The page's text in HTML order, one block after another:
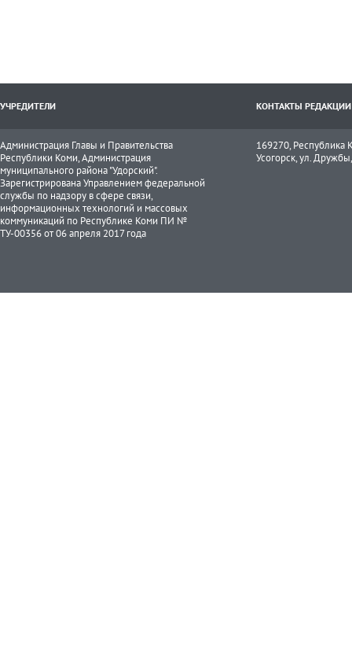
УЧРЕДИТЕЛИ КОНТАКТЫ РЕДАКЦИИ
Администрация Главы и Правительства
Республики Коми, Администрация
муниципального района "Удорский".
Зарегистрирована Управлением федеральной
службы по надзору в сфере связи,
информационных технологий и массовых
коммуникаций по Республике Коми ПИ №
ТУ-00356 от 06 апреля 2017 года
169270, Республика
Усогорск, ул.